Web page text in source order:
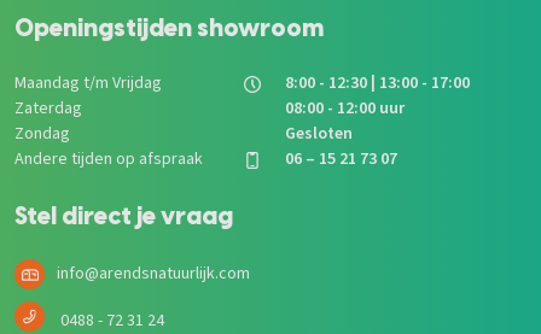
Openingstijden showroom
Maandag t/m Vrijdag
8:00 - 12:30 | 13:00 - 17:00
Zaterdag
08:00 - 12:00 uur
Zondag
Gesloten
Andere tijden op afspraak
06 – 15 21 73 07
Stel direct je vraag
info@arendsnatuurlijk.com
0488 - 72 31 24